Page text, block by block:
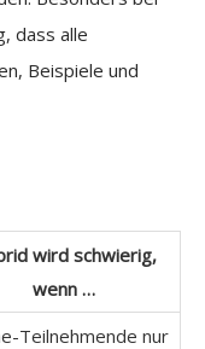
dass alle
Beispiele und
wird schwierig,
wenn …
Teilnehmende nur